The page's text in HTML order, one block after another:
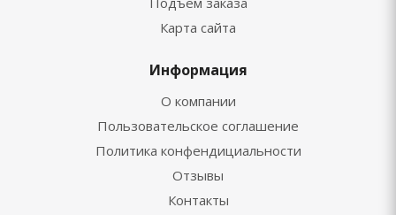
Карта сайта
Информация
О компании
Пользовательское соглашение
Политика конфендициальности
Отзывы
Контакты